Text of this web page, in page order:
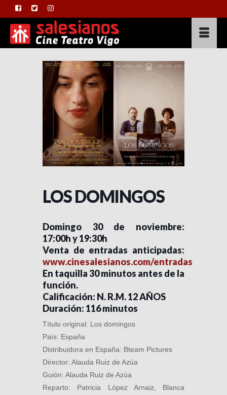
LOS DOMINGOS
Domingo 30 de noviembre:
17:00h y 19:30h
Venta de entradas anticipadas:
www.cinesalesianos.com/entradas
En taquilla 30 minutos antes de la
función.
Calificación: N. R.M. 12 AÑOS
Duración: 116 minutos
Título original: Los domingos
País: España
Distribuidora en España: Bteam Pictures
Director: Alauda Ruiz de Azúa
Guión: Alauda Ruiz de Azúa
Reparto: Patricia López Arnaiz, Blanca